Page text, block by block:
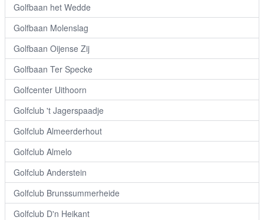
Golfbaan het Wedde
Golfbaan Molenslag
Golfbaan Oijense Zij
Golfbaan Ter Specke
Golfcenter Uithoorn
Golfclub 't Jagerspaadje
Golfclub Almeerderhout
Golfclub Almelo
Golfclub Anderstein
Golfclub Brunssummerheide
Golfclub D'n Heikant